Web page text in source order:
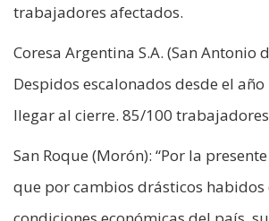
trabajadores afectados.
Coresa Argentina S.A. (San Antonio
Despidos escalonados desde el
llegar al cierre. 85/100
San Roque (Morón): “Por la
que por cambios drásticos habidos